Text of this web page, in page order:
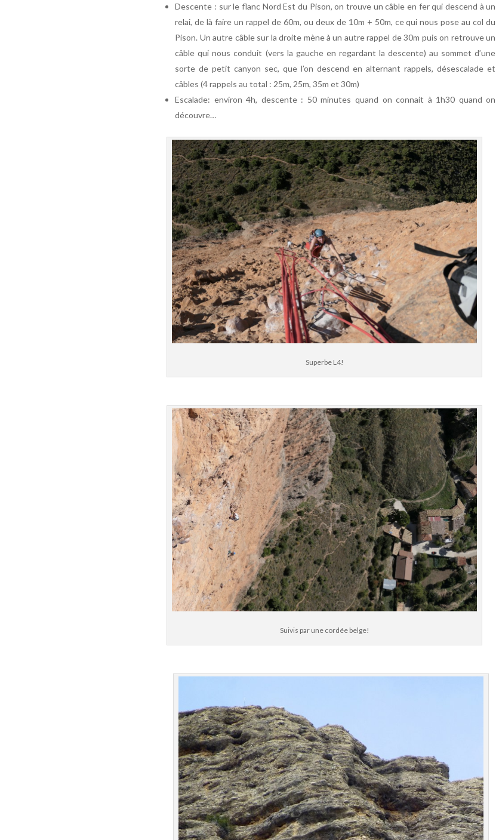
Descente : sur le flanc Nord Est du Pison, on trouve un câble en fer qui descend à un
relai, de là faire un rappel de 60m, ou deux de 10m + 50m, ce qui nous pose au col du
Pison. Un autre câble sur la droite mène à un autre rappel de 30m puis on retrouve un
câble qui nous conduit (vers la gauche en regardant la descente) au sommet d’une
sorte de petit canyon sec, que l’on descend en alternant rappels, désescalade et
câbles (4 rappels au total : 25m, 25m, 35m et 30m)
Escalade: environ 4h, descente : 50 minutes quand on connait à 1h30 quand on
découvre…
Superbe L4!
Suivis par une cordée belge!